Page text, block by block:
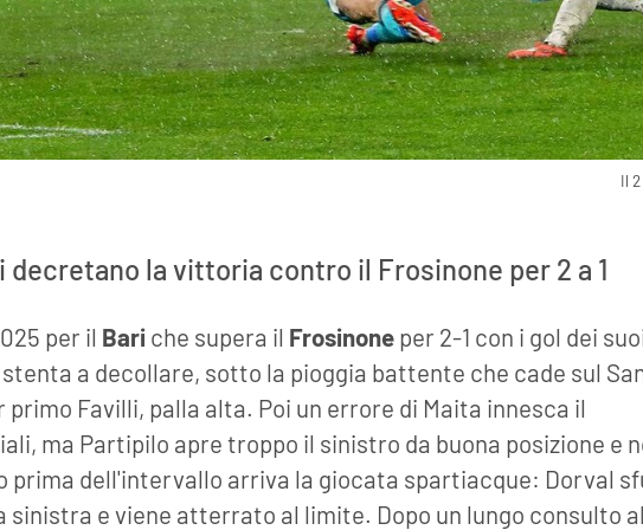
Il
decretano la vittoria contro il Frosinone per 2 a 1
per il Bari che supera il Frosinone per 2-1 con i gol dei
a decollare, sotto la pioggia battente che cade sul
primo Favilli, palla alta. Poi un errore di Maita innesca il
ma Partipilo apre troppo il sinistro da buona posizione e
prima dell'intervallo arriva la giocata spartiacque: Dorval
sinistra e viene atterrato al limite. Dopo un lungo consulto